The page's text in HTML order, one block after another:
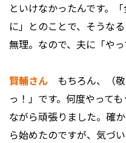
といけなかったんです。
に」とのことで、そうな
無理。なので、夫に「やっ
賢輔さん もちろん、（
っ！」です。何度やって
ながら頑張りました。確
ら始めたのですが、気づ